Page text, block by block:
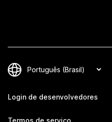
Login de desenvolvedores
Termos de serviço